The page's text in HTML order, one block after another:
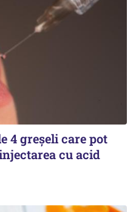
4 greșeli care pot
cu acid